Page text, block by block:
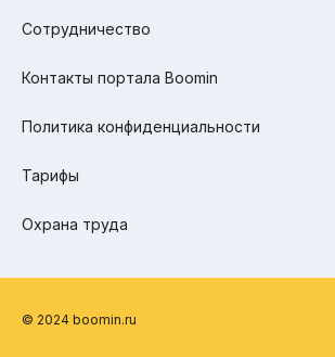
Сотрудничество
Контакты портала Boomin
Политика конфиденциальности
Тарифы
Охрана труда
© 2024 boomin.ru